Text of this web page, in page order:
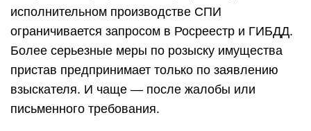
исполнительном производстве СПИ
ограничивается запросом в Росреестр и ГИБДД.
Более серьезные меры по розыску имущества
пристав предпринимает только по заявлению
взыскателя. И чаще — после жалобы или
письменного требования.